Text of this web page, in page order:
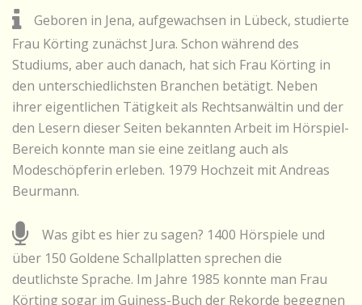
Geboren in Jena, aufgewachsen in Lübeck, studierte
Frau Körting zunächst Jura. Schon während des
Studiums, aber auch danach, hat sich Frau Körting in
den unterschiedlichsten Branchen betätigt. Neben
ihrer eigentlichen Tätigkeit als Rechtsanwältin und der
den Lesern dieser Seiten bekannten Arbeit im Hörspiel-
Bereich konnte man sie eine zeitlang auch als
Modeschöpferin erleben. 1979 Hochzeit mit Andreas
Beurmann.
Was gibt es hier zu sagen? 1400 Hörspiele und
über 150 Goldene Schallplatten sprechen die
deutlichste Sprache. Im Jahre 1985 konnte man Frau
Körting sogar im Guiness-Buch der Rekorde begegnen